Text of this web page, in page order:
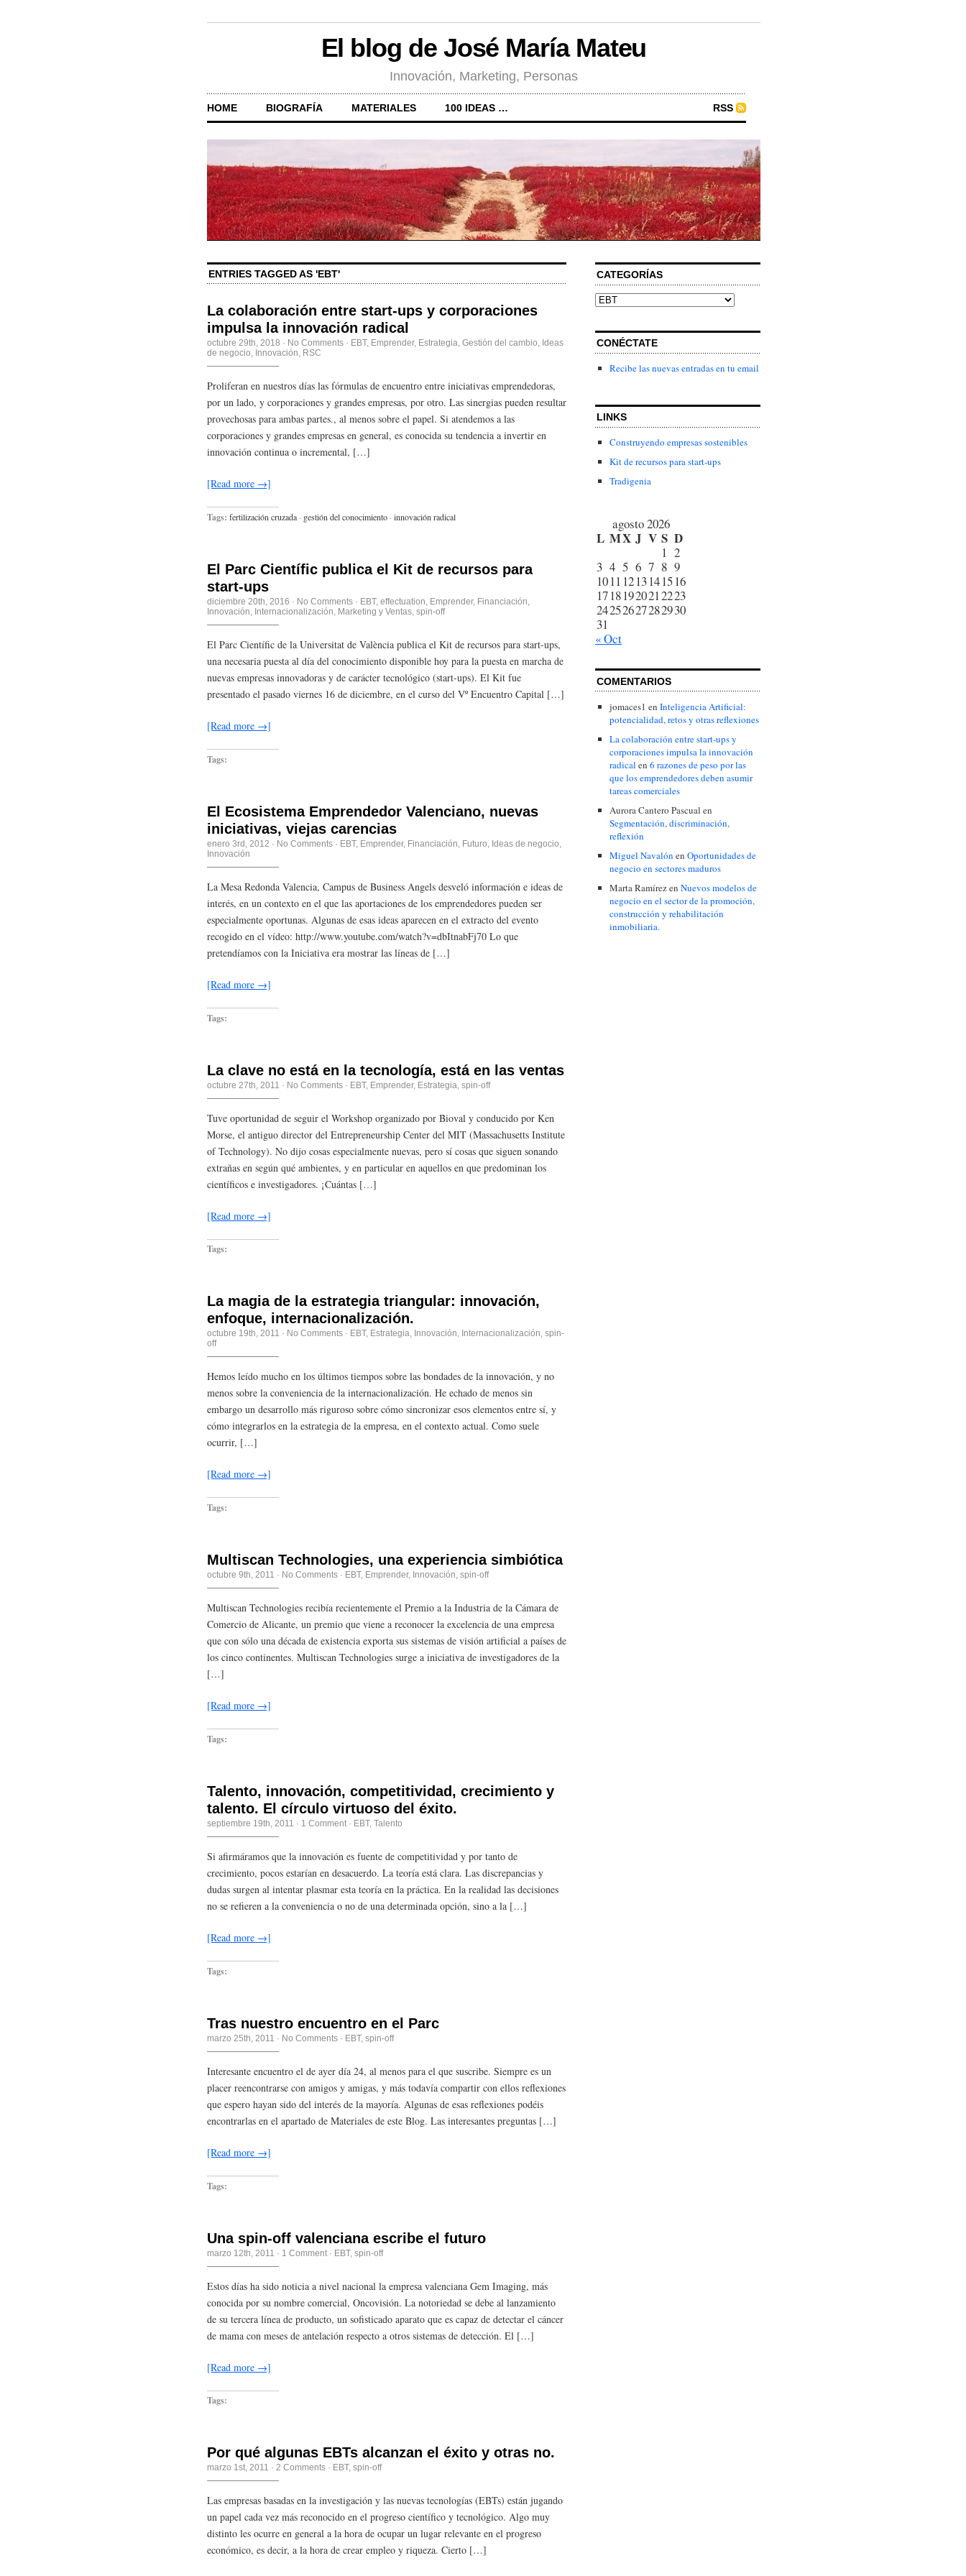
El blog de José María Mateu
Innovación, Marketing, Personas
HOME BIOGRAFÍA MATERIALES 100 IDEAS … RSS
ENTRIES TAGGED AS 'EBT'
La colaboración entre start-ups y corporaciones
impulsa la innovación radical
octubre 29th, 2018 · No Comments · EBT, Emprender, Estrategia, Gestión del cambio, Ideas
de negocio, Innovación, RSC
Proliferan en nuestros días las fórmulas de encuentro entre iniciativas emprendedoras,
por un lado, y corporaciones y grandes empresas, por otro. Las sinergias pueden resultar
provechosas para ambas partes., al menos sobre el papel. Si atendemos a las
corporaciones y grandes empresas en general, es conocida su tendencia a invertir en
innovación continua o incremental, […]
[Read more →]
Tags: fertilización cruzada · gestión del conocimiento · innovación radical
El Parc Científic publica el Kit de recursos para
start-ups
diciembre 20th, 2016 · No Comments · EBT, effectuation, Emprender, Financiación,
Innovación, Internacionalización, Marketing y Ventas, spin-off
El Parc Científic de la Universitat de València publica el Kit de recursos para start-ups,
una necesaria puesta al día del conocimiento disponible hoy para la puesta en marcha de
nuevas empresas innovadoras y de carácter tecnológico (start-ups). El Kit fue
presentado el pasado viernes 16 de diciembre, en el curso del Vº Encuentro Capital […]
[Read more →]
Tags:
El Ecosistema Emprendedor Valenciano, nuevas
iniciativas, viejas carencias
enero 3rd, 2012 · No Comments · EBT, Emprender, Financiación Futuro Ideas de negocio
Innovación
La Mesa Redonda Valencia, Campus de Business Angels desveló información e ideas de
interés, en un contexto en el que las aportaciones de los emprendedores pueden ser
especialmente oportunas. Algunas de esas ideas aparecen en el extracto del evento
recogido en el vídeo: http://www.youtube.com/watch?v=dbItnabFj70 Lo que
pretendíamos con la Iniciativa era mostrar las líneas de […]
[Read more →]
Tags:
La clave no está en la tecnología, está en las ventas
octubre 27th, 2011 · No Comments · EBT, Emprender, Estrategia spin-off
Tuve oportunidad de seguir el Workshop organizado por Bioval y conducido por Ken
Morse, el antiguo director del Entrepreneurship Center del MIT (Massachusetts Institute
of Technology). No dijo cosas especialmente nuevas, pero sí cosas que siguen sonando
extrañas en según qué ambientes, y en particular en aquellos en que predominan los
científicos e investigadores. ¡Cuántas […]
[Read more →]
Tags:
La magia de la estrategia triangular: innovación,
enfoque, internacionalización.
octubre 19th, 2011 · No Comments · EBT, Estrategia, Innovación, Internacionalización, spin-
off
Hemos leído mucho en los últimos tiempos sobre las bondades de la innovación, y no
menos sobre la conveniencia de la internacionalización. He echado de menos sin
embargo un desarrollo más riguroso sobre cómo sincronizar esos elementos entre sí, y
cómo integrarlos en la estrategia de la empresa, en el contexto actual. Como suele
ocurrir, […]
[Read more →]
Tags:
Multiscan Technologies, una experiencia simbiótica
octubre 9th, 2011 · No Comments · EBT, Emprender, Innovación, spin-off
Multiscan Technologies recibía recientemente el Premio a la Industria de la Cámara de
Comercio de Alicante, un premio que viene a reconocer la excelencia de una empresa
que con sólo una década de existencia exporta sus sistemas de visión artificial a países de
los cinco continentes. Multiscan Technologies surge a iniciativa de investigadores de la
[…]
[Read more →]
Tags:
Talento, innovación, competitividad, crecimiento y
talento. El círculo virtuoso del éxito.
septiembre 19th, 2011 · 1 Comment · EBT, Talento
Si afirmáramos que la innovación es fuente de competitividad y por tanto de
crecimiento, pocos estarían en desacuerdo. La teoría está clara. Las discrepancias y
dudas surgen al intentar plasmar esta teoría en la práctica. En la realidad las decisiones
no se refieren a la conveniencia o no de una determinada opción, sino a la […]
[Read more →]
Tags:
Tras nuestro encuentro en el Parc
marzo 25th, 2011 · No Comments · EBT, spin-off
Interesante encuentro el de ayer día 24, al menos para el que suscribe. Siempre es un
placer reencontrarse con amigos y amigas, y más todavía compartir con ellos reflexiones
que espero hayan sido del interés de la mayoría. Algunas de esas reflexiones podéis
encontrarlas en el apartado de Materiales de este Blog. Las interesantes preguntas […]
[Read more →]
Tags:
Una spin-off valenciana escribe el futuro
marzo 12th, 2011 · 1 Comment · EBT, spin-off
Estos días ha sido noticia a nivel nacional la empresa valenciana Gem Imaging, más
conocida por su nombre comercial, Oncovisión. La notoriedad se debe al lanzamiento
de su tercera línea de producto, un sofisticado aparato que es capaz de detectar el cáncer
de mama con meses de antelación respecto a otros sistemas de detección. El […]
[Read more →]
Tags:
Por qué algunas EBTs alcanzan el éxito y otras no.
marzo 1st, 2011 · 2 Comments · EBT, spin-off
Las empresas basadas en la investigación y las nuevas tecnologías (EBTs) están jugando
un papel cada vez más reconocido en el progreso científico y tecnológico. Algo muy
distinto les ocurre en general a la hora de ocupar un lugar relevante en el progreso
económico, es decir, a la hora de crear empleo y riqueza. Cierto […]
CATEGORÍAS
Categorías
CONÉCTATE
Recibe las nuevas entradas en tu email
LINKS
Construyendo empresas sostenibles
Kit de recursos para start-ups
Tradigenia
agosto 2026
L MX J V S D
1 2
3 4 5 6 7 8 9
1011 1213141516
17181920212223
24252627282930
31
« Oct
COMENTARIOS
jomaces1 en Inteligencia Artificial:
potencialidad, retos y otras reflexiones
La colaboración entre start-ups y
corporaciones impulsa la innovación
radical en 6 razones de peso por las
que los emprendedores deben asumir
tareas comerciales
Aurora Cantero Pascual en
Segmentación, discriminación,
reflexión
Miguel Navalón en Oportunidades de
negocio en sectores maduros
Marta Ramírezen Nuevos modelos de
negocio en el sector de la promoción,
construcción y rehabilitación
inmobiliaria.